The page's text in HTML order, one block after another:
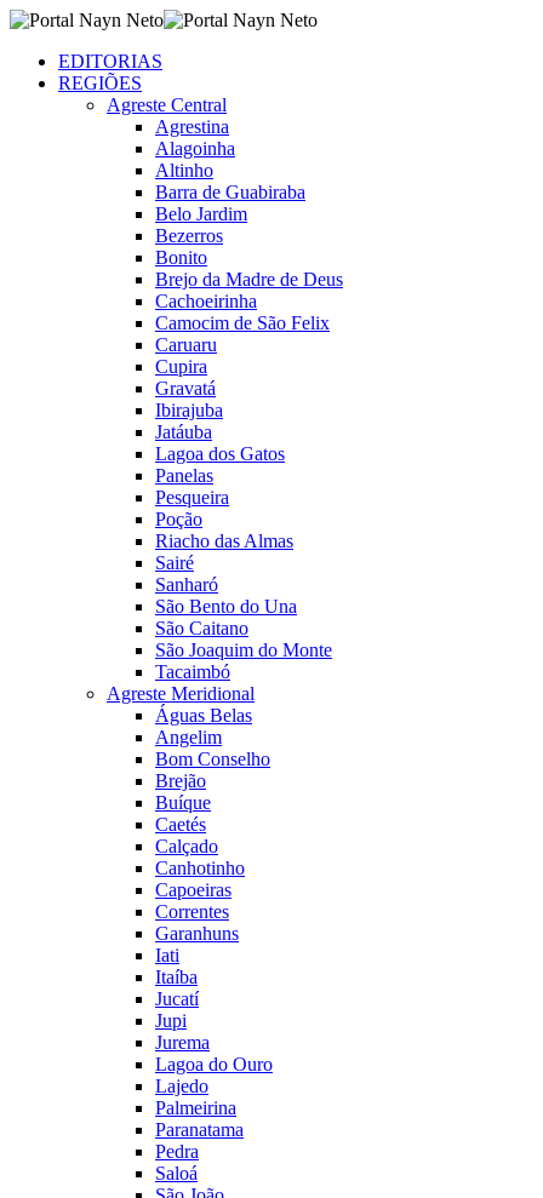
EDITORIAS
REGIÕES
Agreste Central
Agrestina
Alagoinha
Altinho
Barra de Guabiraba
Belo Jardim
Bezerros
Bonito
Brejo da Madre de Deus
Cachoeirinha
Camocim de São Felix
Caruaru
Cupira
Gravatá
Ibirajuba
Jatáuba
Lagoa dos Gatos
Panelas
Pesqueira
Poção
Riacho das Almas
Sairé
Sanharó
São Bento do Una
São Caitano
São Joaquim do Monte
Tacaimbó
Agreste Meridional
Águas Belas
Angelim
Bom Conselho
Brejão
Buíque
Caetés
Calçado
Canhotinho
Capoeiras
Correntes
Garanhuns
Iati
Itaíba
Jucatí
Jupi
Jurema
Lagoa do Ouro
Lajedo
Palmeirina
Paranatama
Pedra
Saloá